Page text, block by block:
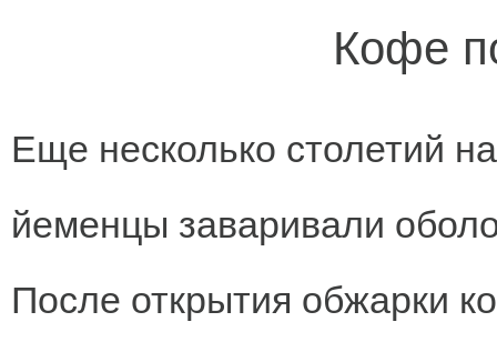
Кофе
Еще несколько столетий
йеменцы заваривали
После открытия обжарки